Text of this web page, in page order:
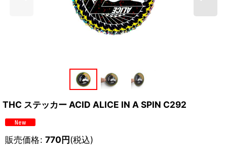
THC ステッカー ACID ALICE IN A SPIN C292
販売価格: 770円(税込)